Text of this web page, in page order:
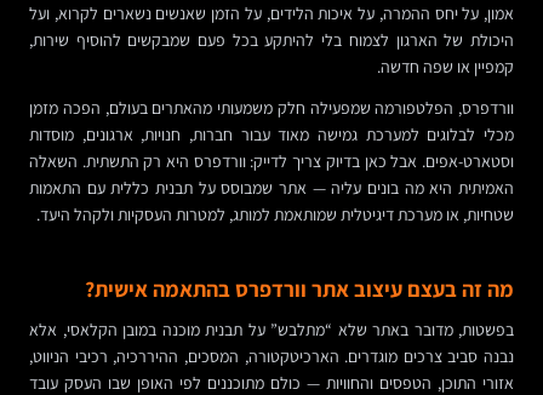
אמון, על יחס ההמרה, על איכות הלידים, על הזמן שאנשים נשארים לקרוא, ועל
היכולת של הארגון לצמוח בלי להיתקע בכל פעם שמבקשים להוסיף שירות,
קמפיין או שפה חדשה.
וורדפרס, הפלטפורמה שמפעילה חלק משמעותי מהאתרים בעולם, הפכה מזמן
מכלי לבלוגים למערכת גמישה מאוד עבור חברות, חנויות, ארגונים, מוסדות
וסטארט-אפים. אבל כאן בדיוק צריך לדייק: וורדפרס היא רק התשתית. השאלה
האמיתית היא מה בונים עליה — אתר שמבוסס על תבנית כללית עם התאמות
שטחיות, או מערכת דיגיטלית שמותאמת למותג, למטרות העסקיות ולקהל היעד.
מה זה בעצם עיצוב אתר וורדפרס בהתאמה אישית?
בפשטות, מדובר באתר שלא “מתלבש” על תבנית מוכנה במובן הקלאסי, אלא
נבנה סביב צרכים מוגדרים. הארכיטקטורה, המסכים, ההיררכיה, רכיבי הניווט,
אזורי התוכן, הטפסים והחוויות — כולם מתוכננים לפי האופן שבו העסק עובד